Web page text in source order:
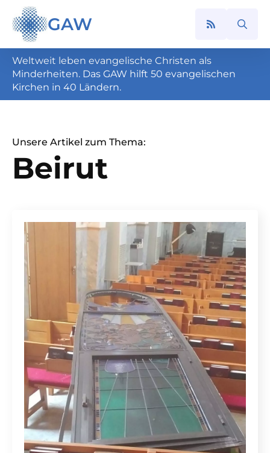
GAW
Search
Weltweit leben evangelische Christen als
Minderheiten. Das GAW hilft 50 evangelischen
Kirchen in 40 Ländern.
Unsere Artikel zum Thema:
Beirut